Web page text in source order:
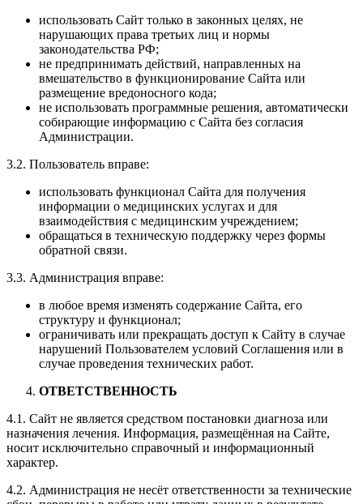
использовать Сайт только в законных целях, не
нарушающих права третьих лиц и нормы
законодательства РФ;
не предпринимать действий, направленных на
вмешательство в функционирование Сайта или
размещение вредоносного кода;
не использовать программные решения, автоматически
собирающие информацию с Сайта без согласия
Администрации.
3.2. Пользователь вправе:
использовать функционал Сайта для получения
информации о медицинских услугах и для
взаимодействия с медицинским учреждением;
обращаться в техническую поддержку через формы
обратной связи.
3.3. Администрация вправе:
в любое время изменять содержание Сайта, его
структуру и функционал;
ограничивать или прекращать доступ к Сайту в случае
нарушений Пользователем условий Соглашения или в
случае проведения технических работ.
ОТВЕТСТВЕННОСТЬ
4.1. Сайт не является средством постановки диагноза или
назначения лечения. Информация, размещённая на Сайте,
носит исключительно справочный и информационный
характер.
4.2. Администрация не несёт ответственности за технические